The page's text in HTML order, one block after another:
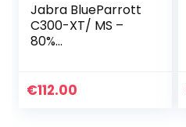
Jabra BlueParrott
C300-XT/ MS –
80%
Bluetooth Headset
€112.00